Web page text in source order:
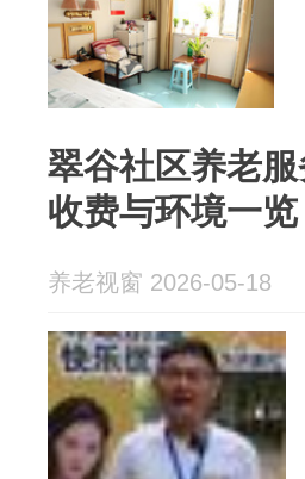
翠谷社区养老
收费与环境一览
养老视窗 2026-05-18